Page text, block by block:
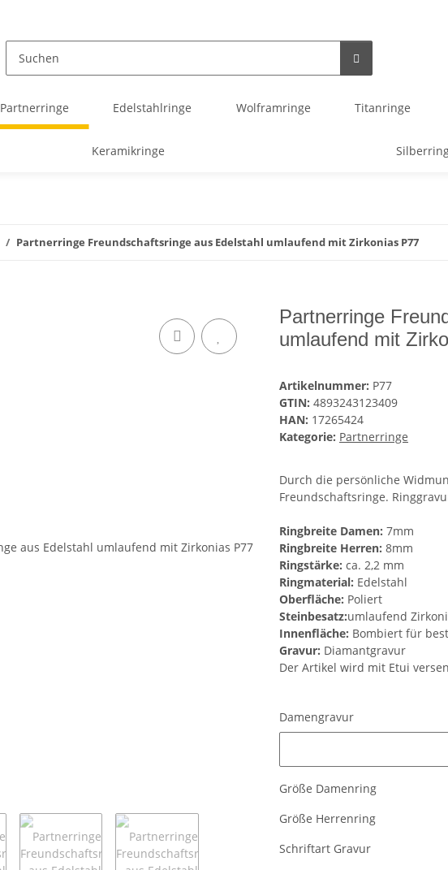
Partnerringe Edelstahlringe Wolframringe Titanringe
Keramikringe
Partnerringe Freundschaftsringe aus Edelstahl umlaufend mit Zirkonias P77
Partnerringe
umlaufend mit
Artikelnummer: P77
GTIN: 4893243123409
HAN: 17265424
Kategorie: Partnerringe
Durch die persönliche
Freundschaftsringe.
Ringbreite Damen: 7mm
Ringbreite Herren: 8mm
Ringstärke: ca. 2,2 mm
Ringmaterial: Edelstahl
Oberfläche: Poliert
Steinbesatz:umlaufend
Innenfläche: Bombiert für
Gravur: Diamantgravur
Der Artikel wird mit Etui
Damengravur
Größe Damenring
Größe Herrenring
Schriftart Gravur